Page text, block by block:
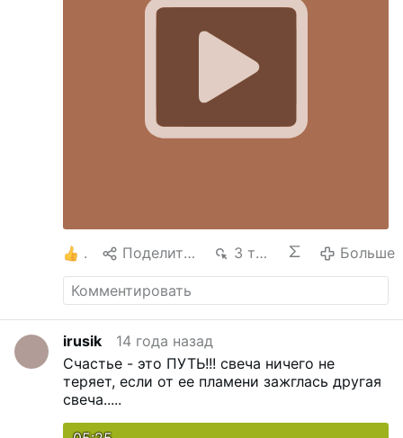
1 Поделиться 3 тыс. Больше
irusik
14 года назад
Счастье - это ПУТЬ!!! свеча ничего не
теряет, если от ее пламени зажглась другая
свеча.....